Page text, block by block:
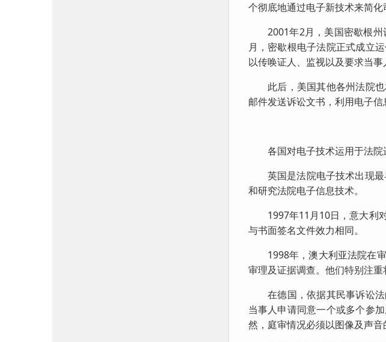
个彻底地通过电子新技术来简化
2001年2月，美国密歇根州
月，密歇根电子法院正式成立
以传唤证人、监视以及要求当
此后，美国其他各州法院也
邮件发送诉讼文书，利用电子
各国对电子技术运用于法院
英国是法院电子技术出现最
和研究法院电子信息技术。
1997年11月10日，意大利对
与书面签名文件效力相同。
1998年，澳大利亚法院在审
审理及证据调查。他们特别注
在德国，依据其民事诉讼法
当事人申请同意一个或多个参
然，庭审情况必须以图像及声